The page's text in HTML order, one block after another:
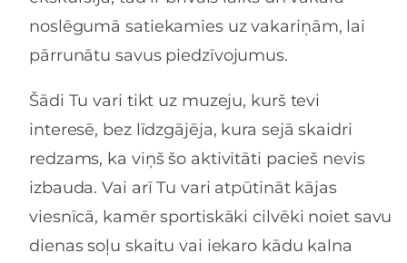
noslēgumā satiekamies uz vakariņām, lai
pārrunātu savus piedzīvojumus.
Šādi Tu vari tikt uz muzeju, kurš tevi
interesē, bez līdzgājēja, kura sejā skaidri
redzams, ka viņš šo aktivitāti pacieš nevis
izbauda. Vai arī Tu vari atpūtināt kājas
viesnīcā, kamēr sportiskāki cilvēki noiet savu
dienas soļu skaitu vai iekaro kādu kalna